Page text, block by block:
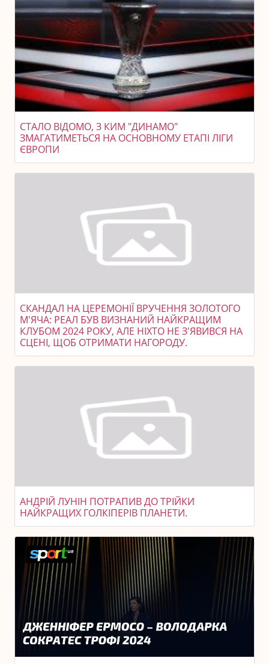
СТАЛО ВІДОМО, З КИМ "ДИНАМО"
ЗМАГАТИМЕТЬСЯ НА ОСНОВНОМУ ЕТАПІ ЛІГИ
ЄВРОПИ
СКАНДАЛ НА ЦЕРЕМОНІЇ ВРУЧЕННЯ ЗОЛОТОГО
М'ЯЧА: РЕАЛ БУВ ВИЗНАНИЙ НАЙКРАЩИМ
КЛУБОМ 2024 РОКУ, АЛЕ НІХТО НЕ З'ЯВИВСЯ НА
СЦЕНІ, ЩОБ ОТРИМАТИ НАГОРОДУ.
АНДРІЙ ЛУНІН ПОТРАПИВ ДО ТРІЙКИ
НАЙКРАЩИХ ГОЛКІПЕРІВ ПЛАНЕТИ.